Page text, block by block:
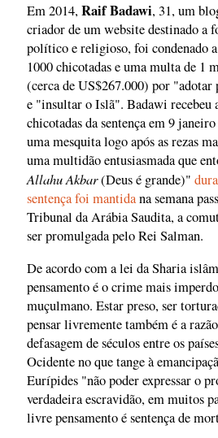
Em 2014,Raif Badawi, 31, um
criador de um website destinado a
político e religioso, foi condenado
1000 chicotadas e uma multa de 1
(cerca de US$267.000) por "adotar
e "insultar o Islã". Badawi recebeu
chicotadas da sentença em 9
uma mesquita logo após as rezas
uma multidão entusiasmada que
Allahu Akbar(Deus é grande)"
sentença foi mantidana semana
Tribunal da Arábia Saudita, a
ser promulgada pelo Rei Salman.
De acordo com a lei da Sharia
pensamento é o crime mais
muçulmano. Estar preso, ser
pensar livremente também é a
defasagem de séculos entre os
Ocidente no que tange à
Eurípides "não poder expressar o
verdadeira escravidão, em muitos
livre pensamento é sentença de